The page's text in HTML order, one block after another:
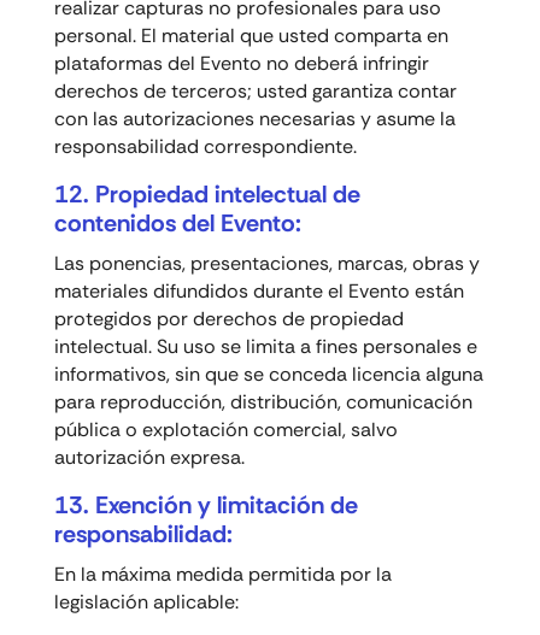
realizar capturas no profesionales para uso
personal. El material que usted comparta en
plataformas del Evento no deberá infringir
derechos de terceros; usted garantiza contar
con las autorizaciones necesarias y asume la
responsabilidad correspondiente.
12. Propiedad intelectual de
contenidos del Evento:
Las ponencias, presentaciones, marcas, obras y
materiales difundidos durante el Evento están
protegidos por derechos de propiedad
intelectual. Su uso se limita a fines personales e
informativos, sin que se conceda licencia alguna
para reproducción, distribución, comunicación
pública o explotación comercial, salvo
autorización expresa.
13. Exención y limitación de
responsabilidad:
En la máxima medida permitida por la
legislación aplicable: